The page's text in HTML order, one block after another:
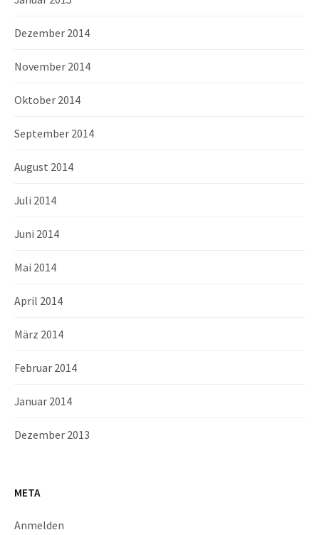
Dezember 2014
November 2014
Oktober 2014
September 2014
August 2014
Juli 2014
Juni 2014
Mai 2014
April 2014
März 2014
Februar 2014
Januar 2014
Dezember 2013
META
Anmelden